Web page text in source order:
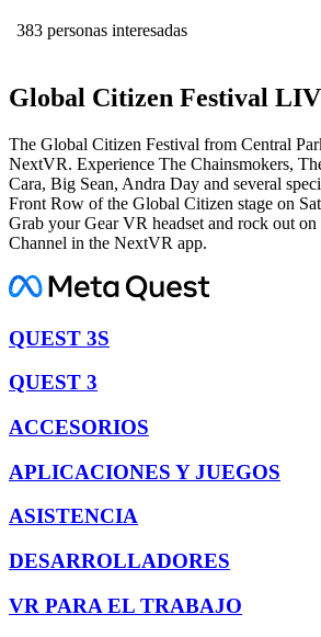
383 personas interesadas
Global Citizen Festival
The Global Citizen Festival from Central
NextVR. Experience The Chainsmokers,
Cara, Big Sean, Andra Day and several
Front Row of the Global Citizen stage on
Grab your Gear VR headset and rock out
Channel in the NextVR app.
QUEST 3S
QUEST 3
ACCESORIOS
APLICACIONES Y JUEGOS
ASISTENCIA
DESARROLLADORES
VR PARA EL TRABAJO